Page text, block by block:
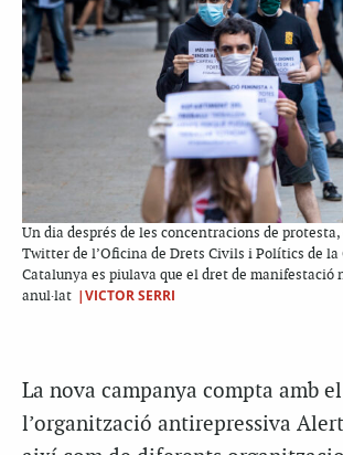
Un dia després de les concentracions de protesta,
Twitter de l’Oficina de Drets Civils i Polítics de
Catalunya es piulava que el dret de manifestació
anul·lat |VICTOR SERRI
La nova campanya compta amb
l’organització antirepressiva